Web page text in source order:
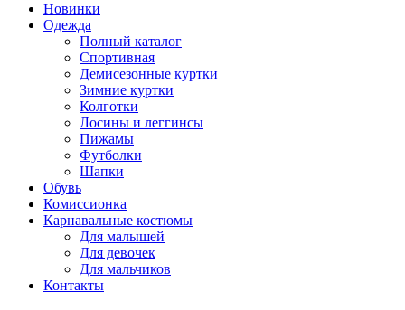
Новинки
Одежда
Полный каталог
Спортивная
Демисезонные куртки
Зимние куртки
Колготки
Лосины и леггинсы
Пижамы
Футболки
Шапки
Обувь
Комиссионка
Карнавальные костюмы
Для малышей
Для девочек
Для мальчиков
Контакты